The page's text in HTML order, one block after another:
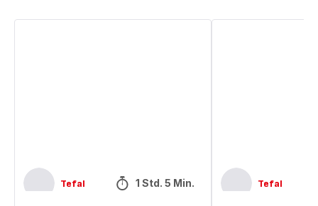
Tefal 1 Std. 5 Min. Tefal